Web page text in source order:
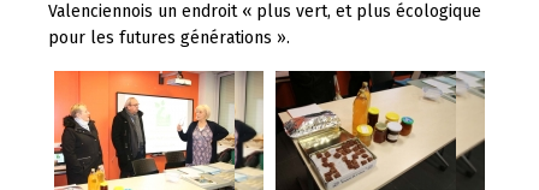
Valenciennois un endroit « plus vert, et plus écologique
pour les futures générations ».